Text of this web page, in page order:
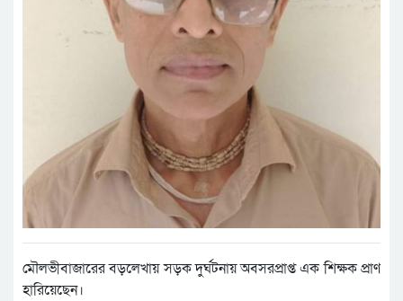
মৌলভীবাজারের বড়লেখায় সড়ক দুর্ঘটনায় অবসরপ্রাপ্ত এক শিক্ষক প্রাণ
হারিয়েছেন।